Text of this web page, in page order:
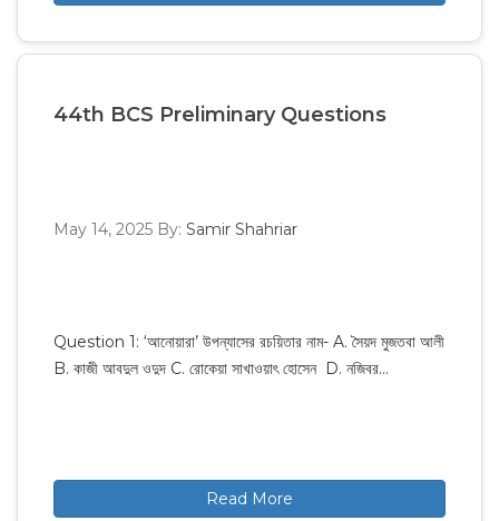
44th BCS Preliminary Questions
May 14, 2025 By: Samir Shahriar
Question 1: ‘আনোয়ারা’ উপন্যাসের রচয়িতার নাম- A. সৈয়দ মুজতবা আলী
B. কাজী আবদুল ওদুদ C. রোকেয়া সাখাওয়াৎ হোসেন D. নজিবর…
Read More